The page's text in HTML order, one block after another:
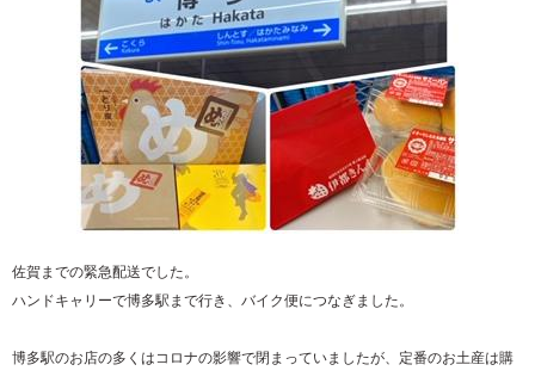
佐賀までの緊急配送でした。
ハンドキャリーで博多駅まで行き、バイク便につなぎました。
博多駅のお店の多くはコロナの影響で閉まっていましたが、定番のお土産は購